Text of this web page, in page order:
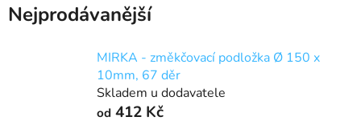
Nejprodávanější
MIRKA - změkčovací podložka Ø 150 x
10mm, 67 děr
Skladem u dodavatele
od 412 Kč